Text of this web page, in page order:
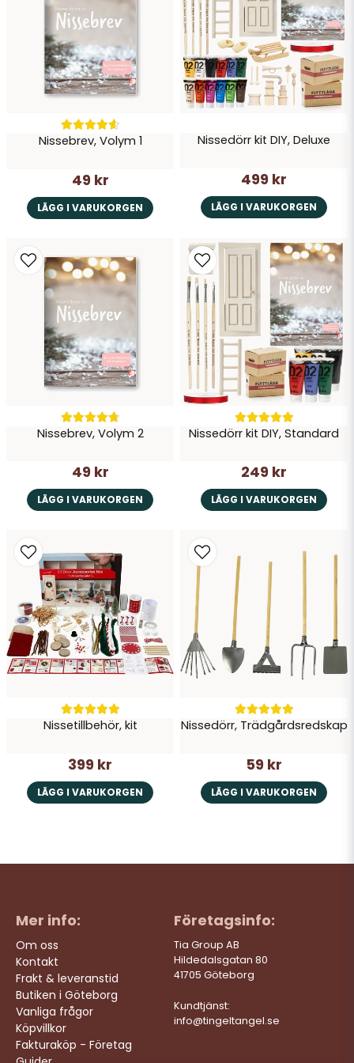
Skicka fråga
Nissebrev, Volym 1
49 kr
LÄGG I VARUKORGEN
Nissedörr kit DIY, Deluxe
499 kr
LÄGG I VARUKORGEN
Nissebrev, Volym 2
49 kr
LÄGG I VARUKORGEN
Nissedörr kit DIY, Standard
249 kr
LÄGG I VARUKORGEN
Nissetillbehör, kit
399 kr
LÄGG I VARUKORGEN
Nissedörr, Trädgårdsredskap
59 kr
LÄGG I VARUKORGEN
Mer info:
Om oss
Kontakt
Frakt & leveranstid
Butiken i Göteborg
Vanliga frågor
Köpvillkor
Fakturaköp - Företag
Företagsinfo:
Tia Group AB
Hildedalsgatan 80
41705 Göteborg
Kundtjänst:
info@tingeltangel.se